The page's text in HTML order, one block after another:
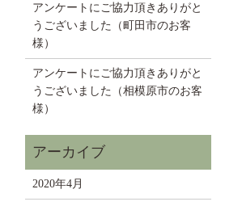
アンケートにご協力頂きありがと
うございました（町田市のお客
様）
アンケートにご協力頂きありがと
うございました（相模原市のお客
様）
2020年4月